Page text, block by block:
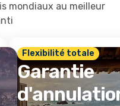
mondiaux au meilleur
Flexibilité totale
Garantie